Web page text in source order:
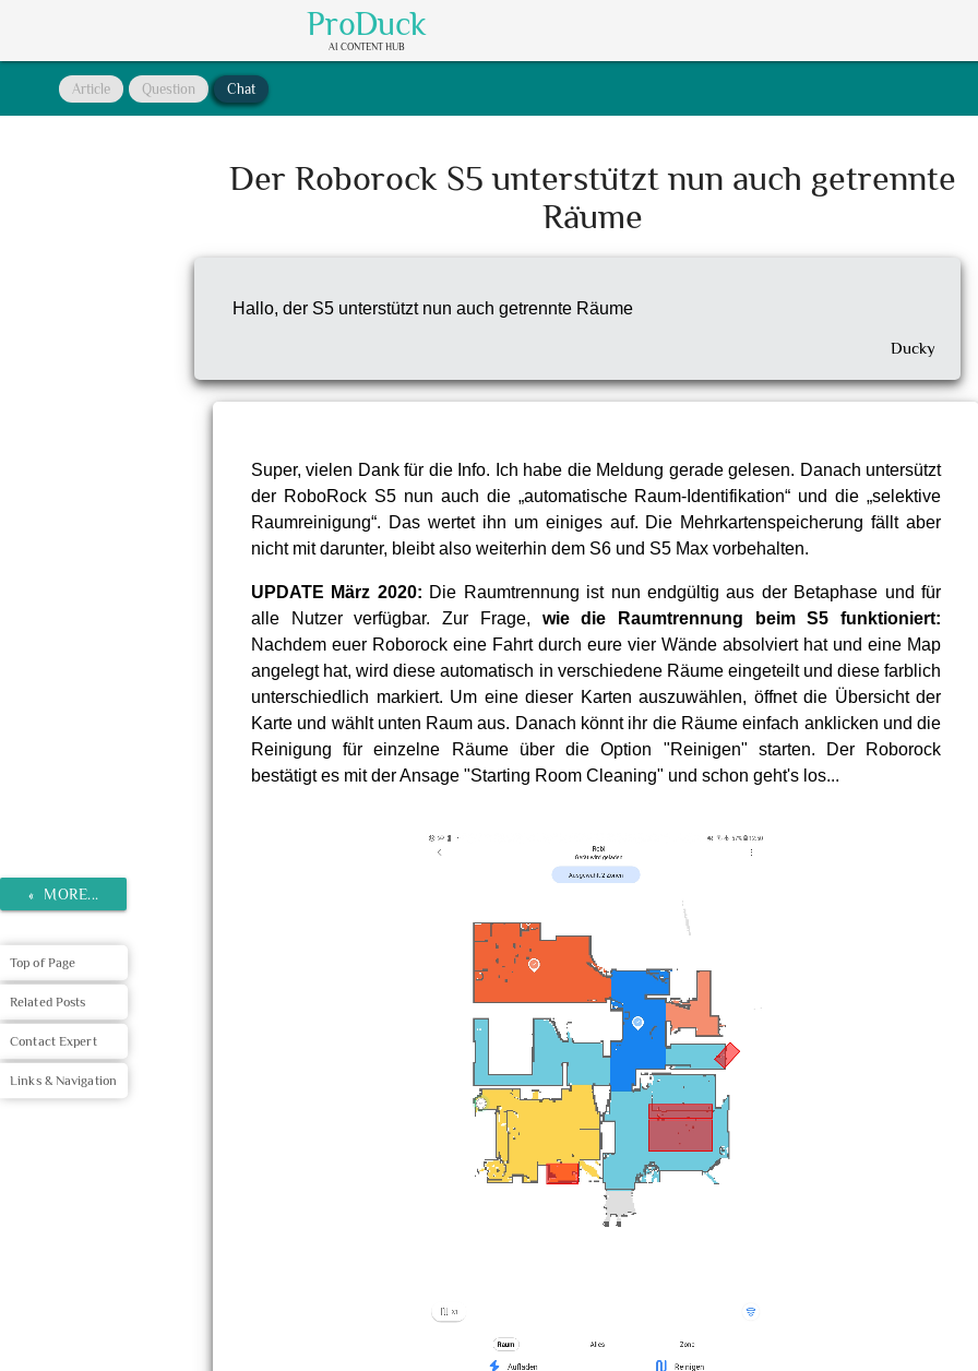
ProDuck
AI CONTENT HUB
Article Question Chat
Der Roborock S5 unterstützt nun auch getrennte
Räume
Hallo, der S5 unterstützt nun auch getrennte Räume
Ducky
Super, vielen Dank für die Info. Ich habe die Meldung gerade gelesen. Danach untersützt
der RoboRock S5 nun auch die „automatische Raum-Identifikation“ und die „selektive
Raumreinigung“. Das wertet ihn um einiges auf. Die Mehrkartenspeicherung fällt aber
nicht mit darunter, bleibt also weiterhin dem S6 und S5 Max vorbehalten.
UPDATE März 2020: Die Raumtrennung ist nun endgültig aus der Betaphase und für
alle Nutzer verfügbar. Zur Frage, wie die Raumtrennung beim S5 funktioniert:
Nachdem euer Roborock eine Fahrt durch eure vier Wände absolviert hat und eine Map
angelegt hat, wird diese automatisch in verschiedene Räume eingeteilt und diese farblich
unterschiedlich markiert. Um eine dieser Karten auszuwählen, öffnet die Übersicht der
Karte und wählt unten Raum aus. Danach könnt ihr die Räume einfach anklicken und die
Reinigung für einzelne Räume über die Option "Reinigen" starten. Der Roborock
bestätigt es mit der Ansage "Starting Room Cleaning" und schon geht's los...
« MORE...
Top of Page
Related Posts
Contact Expert
Links & Navigation